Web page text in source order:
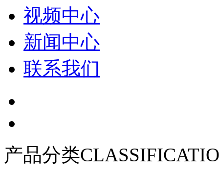
视频中心
新闻中心
联系我们
产品分类